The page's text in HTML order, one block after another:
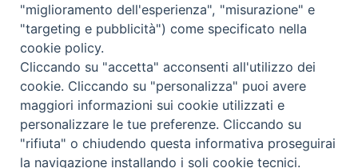
Diocesi
di Como
"miglioramento dell'esperienza", "misurazione" e
"targeting e pubblicità") come specificato nella
cookie policy.
Cliccando su "accetta" acconsenti all'utilizzo dei
cookie. Cliccando su "personalizza" puoi avere
maggiori informazioni sui cookie utilizzati e
personalizzare le tue preferenze. Cliccando su
"rifiuta" o chiudendo questa informativa proseguirai
la navigazione installando i soli cookie tecnici.